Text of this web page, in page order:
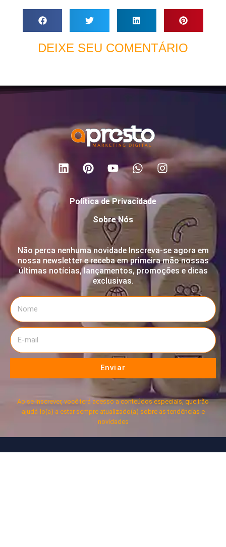
DEIXE SEU COMENTÁRIO
Política de Privacidade
Sobre Nós
Não perca nenhuma novidade Inscreva-se agora em
nossa newsletter e receba em primeira mão nossas
últimas notícias, lançamentos, promoções e dicas
exclusivas.
Enviar
Ao se inscrever, você terá acesso a conteúdos especiais, que irão
ajudá-lo(a) a estar sempre atualizado(a) sobre as tendências e
novidades